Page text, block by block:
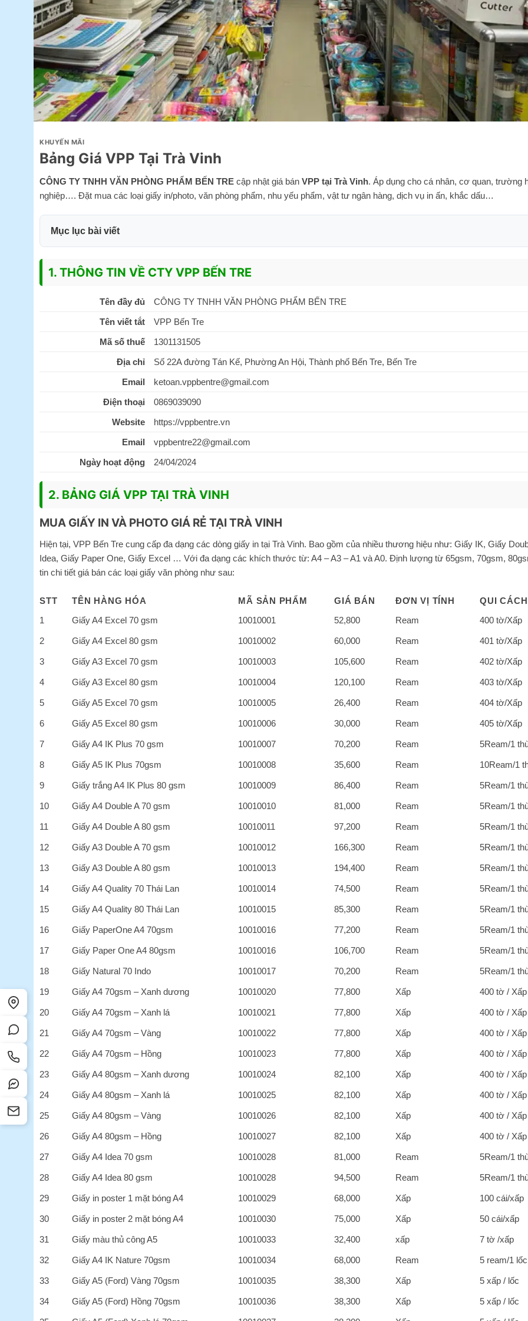
KHUYẾN MÃI
Bảng Giá VPP Tại Trà Vinh
CÔNG TY TNHH VĂN PHÒNG PHẨM BẾN TRE cập nhật giá bán VPP tại Trà Vinh. Áp dụng cho cá nhân, cơ quan, trường
nghiệp…. Đặt mua các loại giấy in/photo, văn phòng phẩm, nhu yếu phẩm, vật tư ngân hàng, dịch vụ in ấn, khắc dấu…
Mục lục bài viết
1. THÔNG TIN VỀ CTY VPP BẾN TRE
Tên đầy đủ
CÔNG TY TNHH VĂN PHÒNG PHẨM BẾN TRE
Tên viết tắt
VPP Bến Tre
Mã số thuế
1301131505
Địa chỉ
Số 22A đường Tán Kế, Phường An Hội, Thành phố Bến Tre, Bến Tre
Email
ketoan.vppbentre@gmail.com
Điện thoại
0869039090
Website
https://vppbentre.vn
Email
vppbentre22@gmail.com
Ngày hoạt động
24/04/2024
2. BẢNG GIÁ VPP TẠI TRÀ VINH
MUA GIẤY IN VÀ PHOTO GIÁ RẺ TẠI TRÀ VINH
Hiện tại, VPP Bến Tre cung cấp đa dạng các dòng giấy in tại Trà Vinh. Bao gồm của nhiều thương hiệu như: Giấy IK, Giấy
Idea, Giấy Paper One, Giấy Excel … Với đa dạng các khích thước từ: A4 – A3 – A1 và A0. Định lượng từ 65gsm, 70gsm,
tin chi tiết giá bán các loại giấy văn phòng như sau:
STT TÊN HÀNG HÓA MÃ SẢN PHẨM GIÁ BÁN ĐƠN VỊ TÍNH
QUI CÁCH
1
Giấy A4 Excel 70 gsm 10010001 52,800 Ream 400 tờ/Xấp
2 Giấy A4 Excel 80 gsm 10010002 60,000 Ream 401 tờ/Xấp
3 Giấy A3 Excel 70 gsm 10010003 105,600 Ream 402 tờ/Xấp
4 Giấy A3 Excel 80 gsm 10010004 120,100 Ream 403 tờ/Xấp
5 Giấy A5 Excel 70 gsm 10010005 26,400 Ream 404 tờ/Xấp
6 Giấy A5 Excel 80 gsm 10010006 30,000 Ream 405 tờ/Xấp
7 Giấy A4 IK Plus 70 gsm 10010007 70,200 Ream 5Ream/1
8 Giấy A5 IK Plus 70gsm 10010008 35,600 Ream 10Ream/1
9 Giấy trắng A4 IK Plus 80 gsm 10010009 86,400 Ream 5Ream/1
10 Giấy A4 Double A 70 gsm 10010010 81,000 Ream 5Ream/1
11 Giấy A4 Double A 80 gsm 10010011 97,200 Ream 5Ream/1
12 Giấy A3 Double A 70 gsm 10010012 166,300 Ream 5Ream/1
13 Giấy A3 Double A 80 gsm 10010013 194,400 Ream 5Ream/1
14 Giấy A4 Quality 70 Thái Lan 10010014 74,500 Ream 5Ream/1
15 Giấy A4 Quality 80 Thái Lan 10010015 85,300 Ream 5Ream/1
16 Giấy PaperOne A4 70gsm 10010016 77,200 Ream 5Ream/1
17 Giấy Paper One A4 80gsm 10010016 106,700 Ream 5Ream/1
18 Giấy Natural 70 Indo 10010017 70,200 Ream 5Ream/1
19 Giấy A4 70gsm – Xanh dương 10010020 77,800 Xấp 400 tờ / Xấp
20 Giấy A4 70gsm – Xanh lá 10010021 77,800 Xấp 400 tờ / Xấp
21 Giấy A4 70gsm – Vàng 10010022 77,800 Xấp 400 tờ / Xấp
22 Giấy A4 70gsm – Hồng 10010023 77,800 Xấp 400 tờ / Xấp
23 Giấy A4 80gsm – Xanh dương 10010024 82,100 Xấp 400 tờ / Xấp
24 Giấy A4 80gsm – Xanh lá 10010025 82,100 Xấp 400 tờ / Xấp
25 Giấy A4 80gsm – Vàng 10010026 82,100 Xấp 400 tờ / Xấp
26 Giấy A4 80gsm – Hồng 10010027 82,100 Xấp 400 tờ / Xấp
27 Giấy A4 Idea 70 gsm 10010028 81,000 Ream 5Ream/1
28 Giấy A4 Idea 80 gsm 10010028 94,500 Ream 5Ream/1
29 Giấy in poster 1 mặt bóng A4 10010029 68,000 Xấp 100 cái/xấp
30 Giấy in poster 2 mặt bóng A4 10010030 75,000 Xấp 50 cái/xấp
31 Giấy màu thủ công A5 10010033 32,400 xấp 7 tờ /xấp
32 Giấy A4 IK Nature 70gsm 10010034 68,000 Ream 5 ream/1 lốc
33 Giấy A5 (Ford) Vàng 70gsm 10010035 38,300 Xấp 5 xấp / lốc
34 Giấy A5 (Ford) Hồng 70gsm 10010036 38,300 Xấp 5 xấp / lốc